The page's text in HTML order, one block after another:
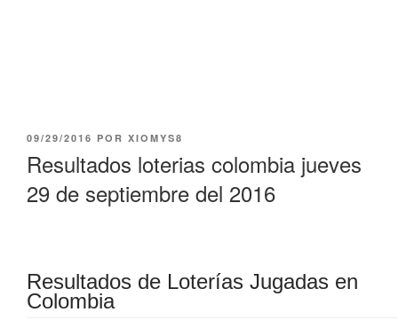
PUBLICADO
09/29/2016 POR XIOMYS8
Resultados loterias colombia jueves
29 de septiembre del 2016
Resultados de Loterías Jugadas en
Colombia